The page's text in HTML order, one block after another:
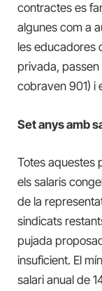
contractes es
algunes com a
les educadores
privada,
cobraven 901) i
Set anys amb
Totes aquestes
els salaris
de la
sindicats
pujada
insuficient. El
salari anual de